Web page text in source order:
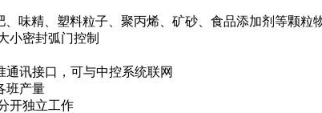
、味精、塑料粒子、聚丙烯、矿砂、食品添加剂等颗粒
小密封弧门控制
通讯接口，可与中控系统联网
班产量
开独立工作